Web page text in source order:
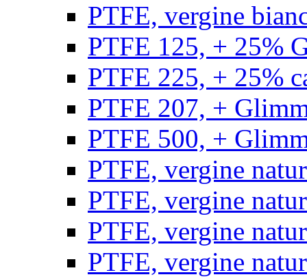
PTFE, vergine
PTFE 125, + 25%
PTFE 225, + 25%
PTFE 207, +
PTFE 500, +
PTFE, vergine
PTFE, vergine
PTFE, vergine
PTFE, vergine